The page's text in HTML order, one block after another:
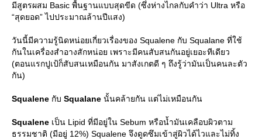
มีสูตรผสม Basic พื้นฐานแบบสุดขีด (ซึ่งห่างไกลกับคำว่า Ultra หรือ
“สุดยอด” ไปประมาณล้านปีแสง)
วันนี้มีความรู้นิดหน่อยเกี่ยวเรื่องของ Squalene กับ Squalane ที่ใช้
กันในเครื่องสำอางสักหน่อย เพราะมีคนสับสนกันอยู่เยอะทีเดียว
(ตอนแรกปูเป้ก็สับสนเหมือนกัน มาสังเกตดี ๆ ถึงรู้ว่ามันเป็นคนละตัว
กัน)
Squalene กับ Squalane นั้นคล้ายกัน แต่ไม่เหมือนกัน
Squalene เป็น Lipid ที่มีอยู่ใน Sebum หรือน้ำมันเคลือบผิวตาม
ธรรมชาติ (มีอยู่ 12%) Squalene จึงดูดซึมเข้าสู่ผิวได้ไวและไม่ทิ้ง